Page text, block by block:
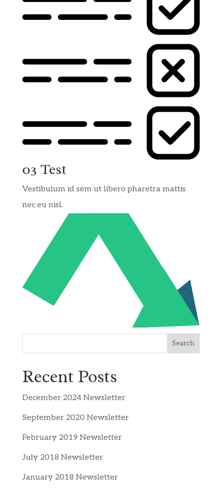
03 Test
Vestibulum id sem ut libero pharetra mattis
nec eu nisl.
Search
Recent Posts
December 2024 Newsletter
September 2020 Newsletter
February 2019 Newsletter
July 2018 Newsletter
January 2018 Newsletter